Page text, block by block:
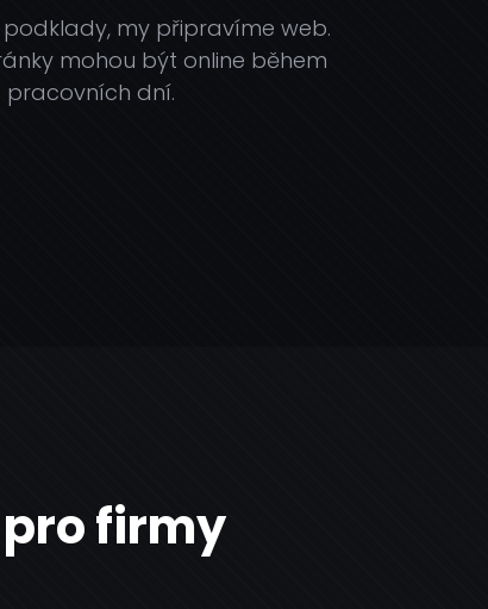
my připravíme web.
mohou být online během
pracovních dní.
firmy